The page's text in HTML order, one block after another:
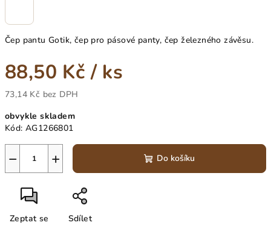
Čep pantu Gotik, čep pro pásové panty, čep železného závěsu.
88,50 Kč/ ks
73,14 Kč bez DPH
cena:
obvykle skladem
Kód: AG1266801
+
− Do košíku
Zeptat se Sdílet